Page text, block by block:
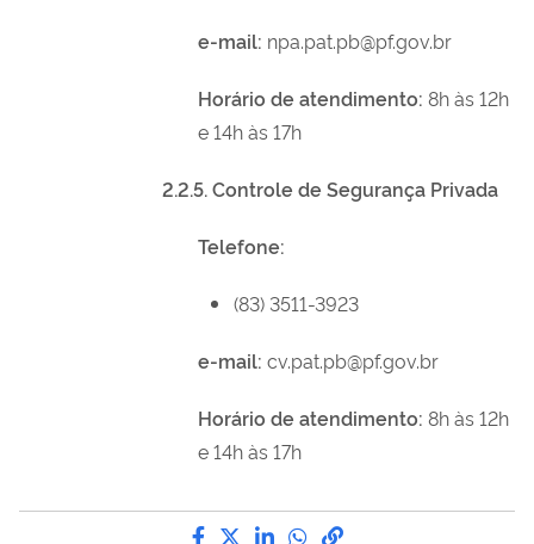
e-mail: npa.pat.pb@pf.gov.br
Horário de atendimento: 8h às 12h
e 14h às 17h
2.2.5. Controle de Segurança Privada
Telefone:
(83) 3511-3923
e-mail: cv.pat.pb@pf.gov.br
Horário de atendimento: 8h às 12h
e 14h às 17h
Compartilhe por Facebook
Compartilhe por Twitter
Compartilhe por
Compartilhe por
link para Copiar